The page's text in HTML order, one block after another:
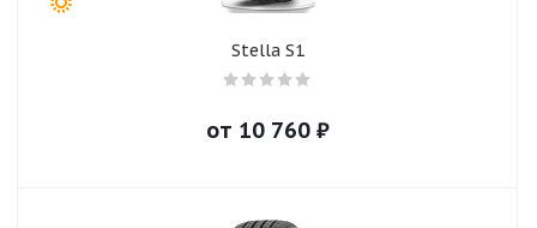
Stella S1
от 10 760₽